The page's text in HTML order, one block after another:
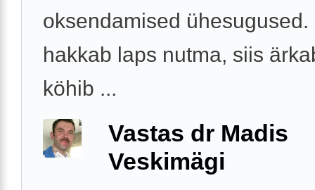
oksendamised
hakkab laps nutma, siis
köhib ...
Vastas dr Madis
Veskimägi